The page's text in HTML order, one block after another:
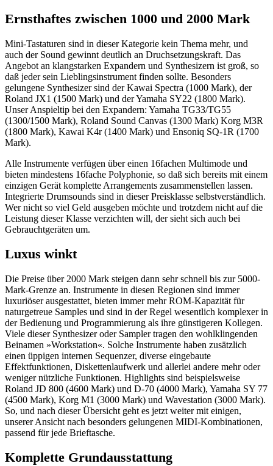
Ernsthaftes zwischen 1000 und 2000 Mark
Mini-Tastaturen sind in dieser Kategorie kein Thema mehr, und
auch der Sound gewinnt deutlich an Druchsetzungskraft. Das
Angebot an klangstarken Expandern und Synthesizern ist groß, so
daß jeder sein Lieblingsinstrument finden sollte. Besonders
gelungene Synthesizer sind der Kawai Spectra (1000 Mark), der
Roland JX1 (1500 Mark) und der Yamaha SY22 (1800 Mark).
Unser Anspieltip bei den Expandern: Yamaha TG33/TG55
(1300/1500 Mark), Roland Sound Canvas (1300 Mark) Korg M3R
(1800 Mark), Kawai K4r (1400 Mark) und Ensoniq SQ-1R (1700
Mark).
Alle Instrumente verfügen über einen 16fachen Multimode und
bieten mindestens 16fache Polyphonie, so daß sich bereits mit einem
einzigen Gerät komplette Arrangements zusammenstellen lassen.
Integrierte Drumsounds sind in dieser Preisklasse selbstverständlich.
Wer nicht so viel Geld ausgeben möchte und trotzdem nicht auf die
Leistung dieser Klasse verzichten will, der sieht sich auch bei
Gebrauchtgeräten um.
Luxus winkt
Die Preise über 2000 Mark steigen dann sehr schnell bis zur 5000-
Mark-Grenze an. Instrumente in diesen Regionen sind immer
luxuriöser ausgestattet, bieten immer mehr ROM-Kapazität für
naturgetreue Samples und sind in der Regel wesentlich komplexer in
der Bedienung und Programmierung als ihre günstigeren Kollegen.
Viele dieser Synthesizer oder Sampler tragen den wohlklingenden
Beinamen »Workstation«. Solche Instrumente haben zusätzlich
einen üppigen internen Sequenzer, diverse eingebaute
Effektfunktionen, Diskettenlaufwerk und allerlei andere mehr oder
weniger nützliche Funktionen. Highlights sind beispielsweise
Roland JD 800 (4600 Mark) und D-70 (4000 Mark), Yamaha SY 77
(4500 Mark), Korg M1 (3000 Mark) und Wavestation (3000 Mark).
So, und nach dieser Übersicht geht es jetzt weiter mit einigen,
unserer Ansicht nach besonders gelungenen MIDI-Kombinationen,
passend für jede Brieftasche.
Komplette Grundausstattung